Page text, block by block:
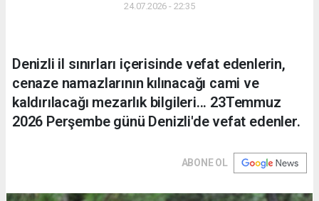
24.07.2026 - 22:35
Denizli il sınırları içerisinde vefat edenlerin,
cenaze namazlarının kılınacağı cami ve
kaldırılacağı mezarlık bilgileri... 23Temmuz
2026 Perşembe günü Denizli'de vefat edenler.
ABONE OL